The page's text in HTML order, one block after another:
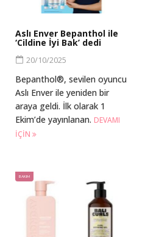
Aslı Enver Bepanthol ile
‘Cildine İyi Bak’ dedi
20/10/2025
Bepanthol®, sevilen oyuncu
Aslı Enver ile yeniden bir
araya geldi. İlk olarak 1
Ekim’de yayınlanan. DEVAMI
IÇIN
BAKIM